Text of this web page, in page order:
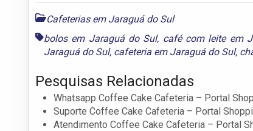
Cafeterias em Jaraguá do Sul
bolos em Jaraguá do Sul, café com leite em
Jaraguá do Sul, cafeteria em Jaraguá do Sul,
Pesquisas Relacionadas
Whatsapp Coffee Cake Cafeteria – Portal
Suporte Coffee Cake Cafeteria – Portal
Atendimento Coffee Cake Cafeteria – Portal